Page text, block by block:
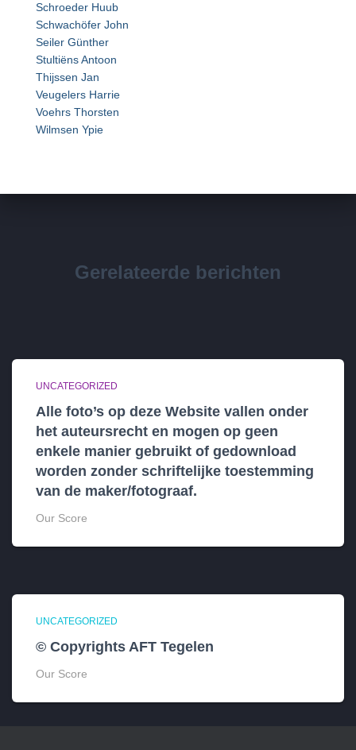
Schroeder Huub
Schwachöfer John
Seiler Günther
Stultiëns Antoon
Thijssen Jan
Veugelers Harrie
Voehrs Thorsten
Wilmsen Ypie
Gerelateerde berichten
UNCATEGORIZED
Alle foto’s op deze Website vallen onder
het auteursrecht en mogen op geen
enkele manier gebruikt of gedownload
worden zonder schriftelijke toestemming
van de maker/fotograaf.
Our Score
UNCATEGORIZED
© Copyrights AFT Tegelen
Our Score